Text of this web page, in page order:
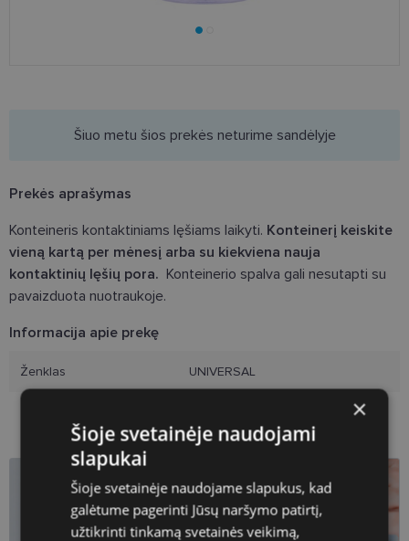
Prekės aprašymas
Konteineris kontaktiniams lęšiams laikyti. Konteinerį keiskite
vieną kartą per mėnesį arba su kiekviena nauja
kontaktinių lęšių pora. Konteinerio spalva gali nesutapti su
pavaizduota nuotraukoje.
Informacija apie prekę
Ženklas UNIVERSAL
Šiuo metu šios prekės neturime sandėlyje
×
Šioje svetainėje naudojami
slapukai
Šioje svetainėje naudojame slapukus, kad
galėtume pagerinti Jūsų naršymo patirtį,
užtikrinti tinkamą svetainės veikimą,